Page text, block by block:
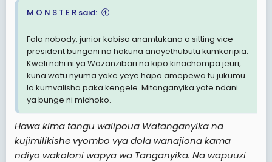
M O N S T E R said:
Fala nobody, junior kabisa anamtukana a sitting vice
president bungeni na hakuna anayethubutu kumkaripia.
Kweli nchi ni ya Wazanzibari na kipo kinachompa jeuri,
kuna watu nyuma yake yeye hapo amepewa tu jukumu
la kumvalisha paka kengele. Mitanganyika yote ndani
ya bunge ni michoko.
Hawa kima tangu walipoua Watanganyika na
kujimilikishe vyombo vya dola wanajiona kama
ndiyo wakoloni wapya wa Tanganyika. Na wapuuzi